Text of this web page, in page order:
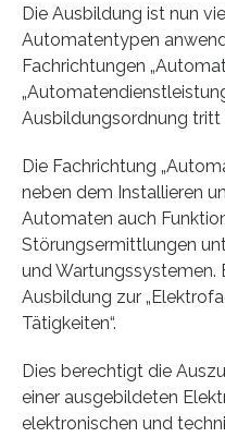
Die Ausbildung ist nun
Automatentypen
Fachrichtungen
Ausbildungsordnung tritt
Die Fachrichtung
neben dem Installieren
Automaten auch
Störungsermittlungen
und Wartungssystemen.
Ausbildung zur
Tätigkeiten“.
Dies berechtigt die
einer ausgebildeten
elektronischen und